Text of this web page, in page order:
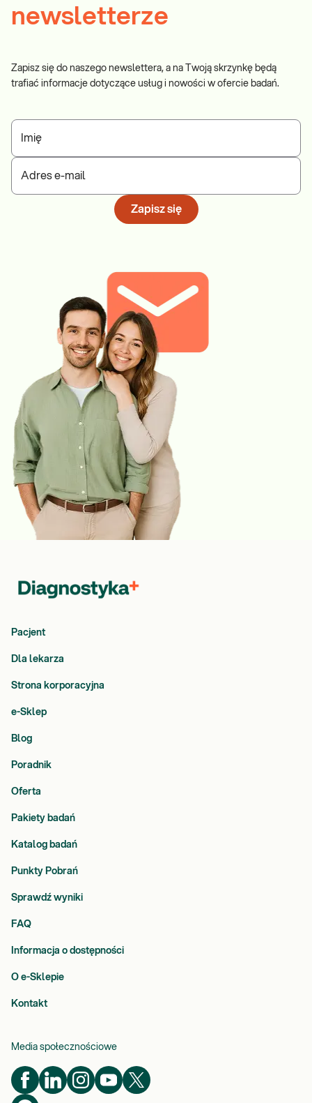
newsletterze
Zapisz się do naszego newslettera, a na Twoją skrzynkę będą
trafiać informacje dotyczące usług i nowości w ofercie badań.
Imię
Adres e-mail
Zapisz się
Pacjent
Dla lekarza
Strona korporacyjna
e-Sklep
Blog
Poradnik
Oferta
Pakiety badań
Katalog badań
Punkty Pobrań
Sprawdź wyniki
FAQ
Informacja o dostępności
O e-Sklepie
Kontakt
Media społecznościowe